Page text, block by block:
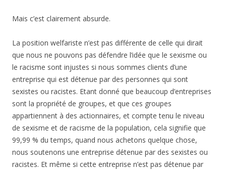
Mais c’est clairement absurde.
La position welfariste n’est pas différente de celle qui dirait
que nous ne pouvons pas défendre l’idée que le sexisme ou
le racisme sont injustes si nous sommes clients d’une
entreprise qui est détenue par des personnes qui sont
sexistes ou racistes. Etant donné que beaucoup d’entreprises
sont la propriété de groupes, et que ces groupes
appartiennent à des actionnaires, et compte tenu le niveau
de sexisme et de racisme de la population, cela signifie que
99,99 % du temps, quand nous achetons quelque chose,
nous soutenons une entreprise détenue par des sexistes ou
racistes. Et même si cette entreprise n’est pas détenue par